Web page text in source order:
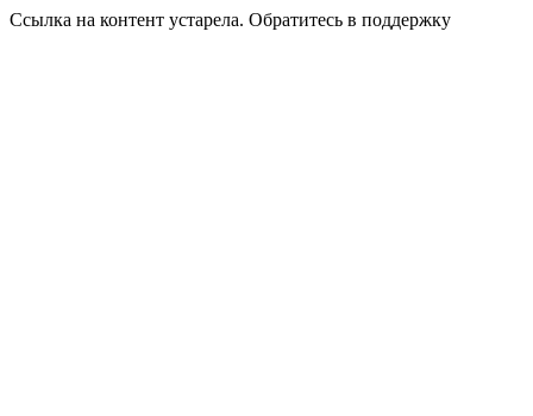
Ссылка на контент устарела. Обратитесь в поддержку